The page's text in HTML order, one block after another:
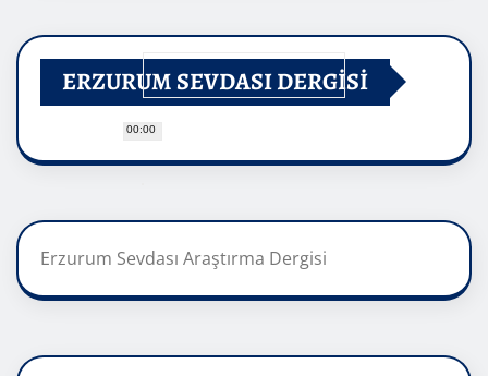
00:00
ERZURUM SEVDASI DERGİSİ
Erzurum Sevdası Araştırma Dergisi